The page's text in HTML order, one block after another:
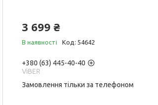
3 699 ₴
В наявності Код: 54642
+380 (63) 445-40-40
ViBER
Замовлення тільки за телефоном